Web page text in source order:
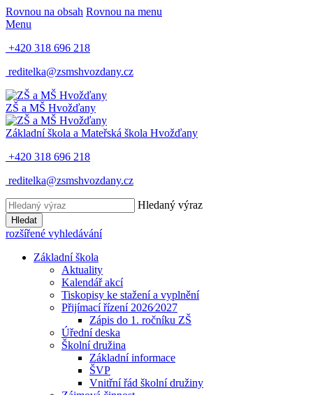
Rovnou na obsah Rovnou na menu
Menu
+420 318 696 218
reditelka@zsmshvozdany.cz
ZŠ a MŠ Hvožďany
Základní škola a Mateřská škola Hvožďany
+420 318 696 218
reditelka@zsmshvozdany.cz
Hledaný výraz
Hledat
rozšířené vyhledávání
Základní škola
Aktuality
Kalendář akcí
Tiskopisy ke stažení a vyplnění
Přijímací řízení 2026⁄2027
Zápis do 1. ročníku ZŠ
Úřední deska
Školní družina
Základní informace
ŠVP
Vnitřní řád školní družiny